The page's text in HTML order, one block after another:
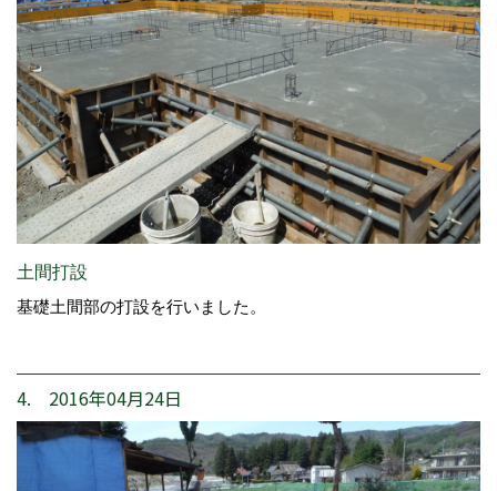
土間打設
基礎土間部の打設を行いました。
4. 2016年04月24日